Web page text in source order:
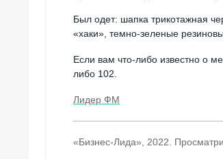
Был одет: шапка трикотажная
«хаки», темно-зеленые
Если вам что-либо известно о
либо 102.
Лидер ФМ
«Бизнес-Лида», 2022.